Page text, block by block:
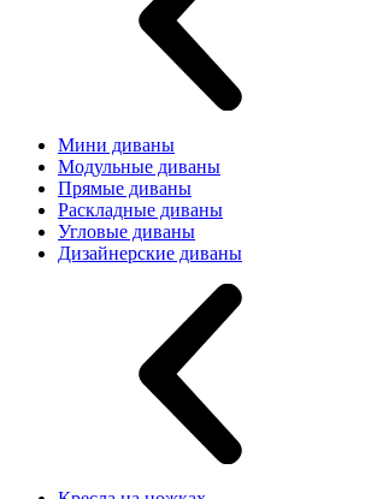
Мини диваны
Модульные диваны
Прямые диваны
Раскладные диваны
Угловые диваны
Дизайнерские диваны